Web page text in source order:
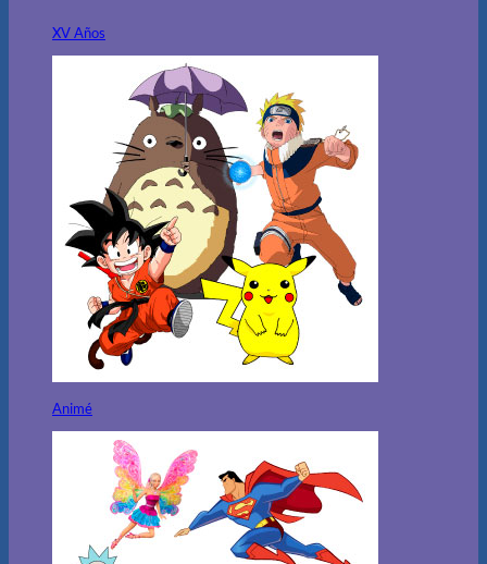
XV Años
Animé